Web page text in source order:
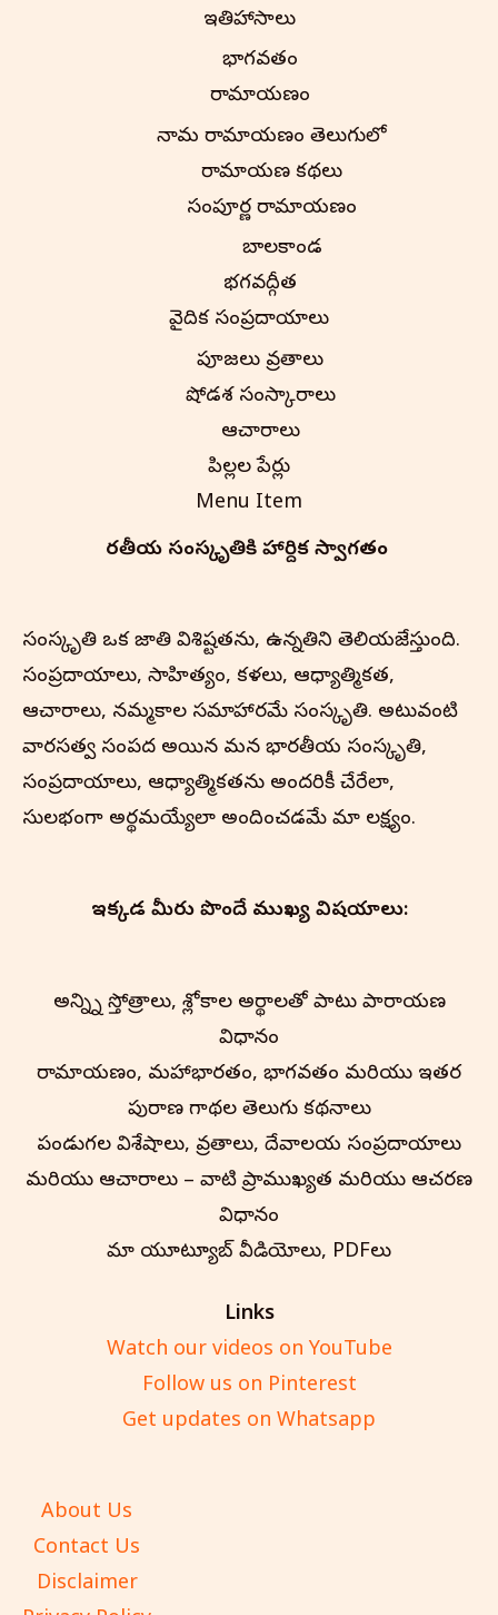
ఇతిహాసాలు
భాగవతం
రామాయణం
నామ రామాయణం తెలుగులో
రామాయణ కథలు
సంపూర్ణ రామాయణం
బాలకాండ
భగవద్గీత
వైదిక సంప్రదాయాలు
పూజలు వ్రతాలు
షోడశ సంస్కారాలు
ఆచారాలు
పిల్లల పేర్లు
Menu Item
భారతీయ సంస్కృతి‌కి హార్దిక స్వాగతం
సంస్కృతి ఒక జాతి విశిష్టతను, ఉన్నతిని తెలియజేస్తుంది.
సంప్రదాయాలు, సాహిత్యం, కళలు, ఆధ్యాత్మికత,
ఆచారాలు, నమ్మకాల సమాహారమే సంస్కృతి. అటువంటి
వారసత్వ సంపద అయిన మన భారతీయ సంస్కృతి,
సంప్రదాయాలు, ఆధ్యాత్మికతను అందరికీ చేరేలా,
సులభంగా అర్థమయ్యేలా అందించడమే మా లక్ష్యం.
ఇక్కడ మీరు పొందే ముఖ్య విషయాలు:
అన్న్ని స్తోత్రాలు, శ్లోకాల అర్థాలతో పాటు పారాయణ
విధానం
రామాయణం, మహాభారతం, భాగవతం మరియు ఇతర
పురాణ గాథల తెలుగు కథనాలు
పండుగల విశేషాలు, వ్రతాలు, దేవాలయ సంప్రదాయాలు
మరియు ఆచారాలు – వాటి ప్రాముఖ్యత మరియు ఆచరణ
విధానం
మా యూట్యూబ్ వీడియోలు, PDFలు
Links
Watch our videos on YouTube
Follow us on Pinterest
Get updates on Whatsapp
About Us
Contact Us
Disclaimer